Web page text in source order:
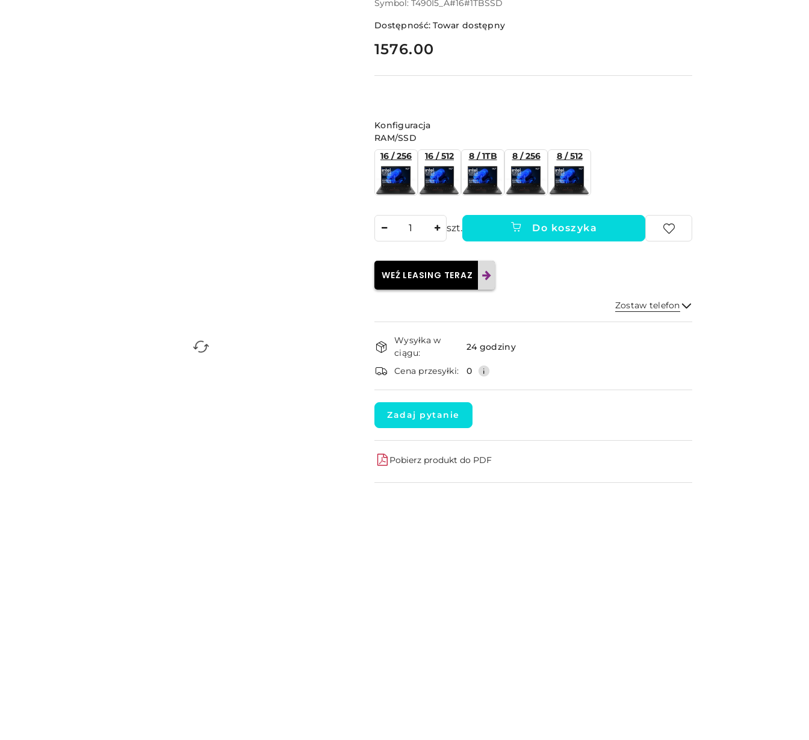
Symbol: T490I5_A#16#1TBSSD
Dostępność:Towar dostępny
cena:
1576.00
Wariant
Konfiguracja
RAM/SSD
16 / 256
16 / 512 8 / 1TB 8 / 256 8 / 512
szt. Do koszyka
WEŹ LEASING TERAZ
Zostaw telefon
Wyślij
Dostępność
i
dostawa
Wysyłka w
ciągu:
24 godziny
Cena przesyłki: 0
Zadaj pytanie
Pobierz produkt do PDF